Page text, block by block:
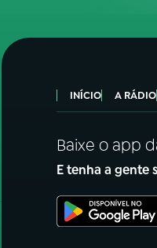
INÍCIO A RÁDIO
Baixe o app
E tenha a gente